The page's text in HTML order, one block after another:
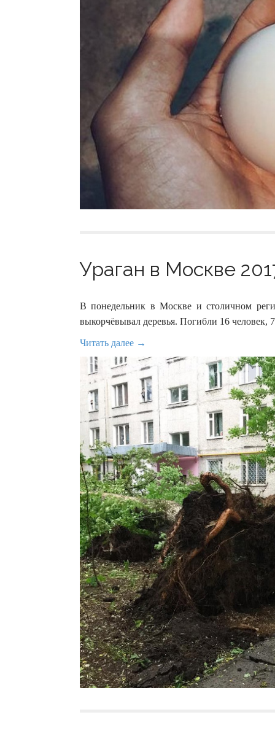
Ураган в Москве
В понедельник в Москве и столичном
выкорчёвывал деревья. Погибли 16 человек,
Читать далее →